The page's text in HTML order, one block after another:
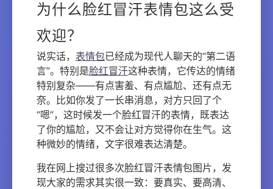
为什么脸红冒汗表情包这么受
欢迎？
说实话， 表情包已经成为现代人聊天的“第二语
言”。特别是脸红冒汗这种表情，它传达的情绪
特别复杂——有点害羞、有点尴尬、还有点无
奈。比如你发了一长串消息，对方只回了个
“嗯”，这时候发一个脸红冒汗的表情，既表达
了你的尴尬，又不会让对方觉得你在生气。这
种微妙的情绪，文字很难表达清楚。
我在网上搜过很多次脸红冒汗表情包图片，发
现大家的需求其实很一致：要真实、要高清、